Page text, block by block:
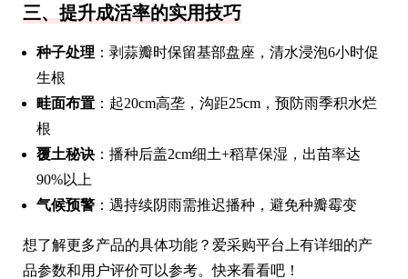
三、提升成活率的实用技巧
种子处理 ：剥蒜瓣时保留基部盘座，清水浸泡6小时促
生根
畦面布置 ：起20cm高垄，沟距25cm，预防雨季积水烂
根
覆土秘诀 ：播种后盖2cm细土+稻草保湿，出苗率达
90%以上
气候预警 ：遇持续阴雨需推迟播种，避免种瓣霉变
想了解更多产品的具体功能？爱采购平台上有详细的产
品参数和用户评价可以参考。快来看看吧！